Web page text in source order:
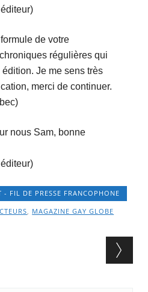
de votre
régulières qui
Je me sens très
merci de continuer.
nous Sam, bonne
- FIL DE PRESSE FRANCOPHONE
, MAGAZINE GAY GLOBE